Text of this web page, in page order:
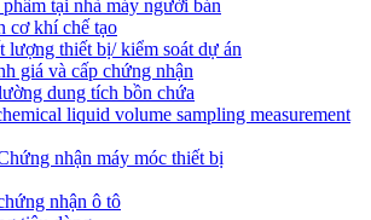
tại nhà máy người bán
cơ khí chế tạo
lượng thiết bị/ kiểm soát dự án
giá và cấp chứng nhận
dung tích bồn chứa
liquid volume sampling measurement
nhận máy móc thiết bị
nhận ô tô